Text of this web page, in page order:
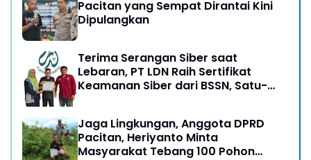
Pacitan yang Sempat Dirantai Kini
Dipulangkan
Terima Serangan Siber saat
Lebaran, PT LDN Raih Sertifikat
Keamanan Siber dari BSSN, Satu-
Jaga Lingkungan, Anggota DPRD
Pacitan, Heriyanto Minta
Masyarakat Tebang 100 Pohon